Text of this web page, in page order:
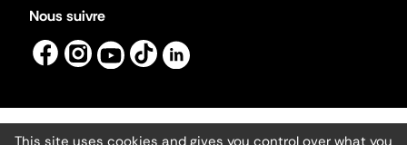
Nous suivre
Mentions légales
This site uses cookies and gives you control over what you